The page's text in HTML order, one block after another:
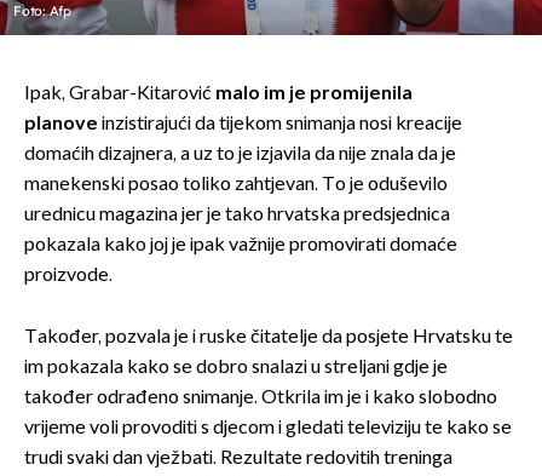
Foto: Afp
Ipak, Grabar-Kitarović malo im je promijenila
planove inzistirajući da tijekom snimanja nosi kreacije
domaćih dizajnera, a uz to je izjavila da nije znala da je
manekenski posao toliko zahtjevan. To je oduševilo
urednicu magazina jer je tako hrvatska predsjednica
pokazala kako joj je ipak važnije promovirati domaće
proizvode.
Također, pozvala je i ruske čitatelje da posjete Hrvatsku te
im pokazala kako se dobro snalazi u streljani gdje je
također odrađeno snimanje. Otkrila im je i kako slobodno
vrijeme voli provoditi s djecom i gledati televiziju te kako se
trudi svaki dan vježbati. Rezultate redovitih treninga